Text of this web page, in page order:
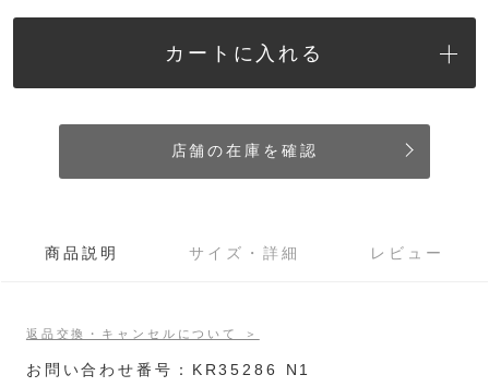
カートに入れる
店舗の在庫を確認
商品説明 サイズ・詳細 レビュー
返品交換・キャンセルについて ＞
お問い合わせ番号：KR35286 N1